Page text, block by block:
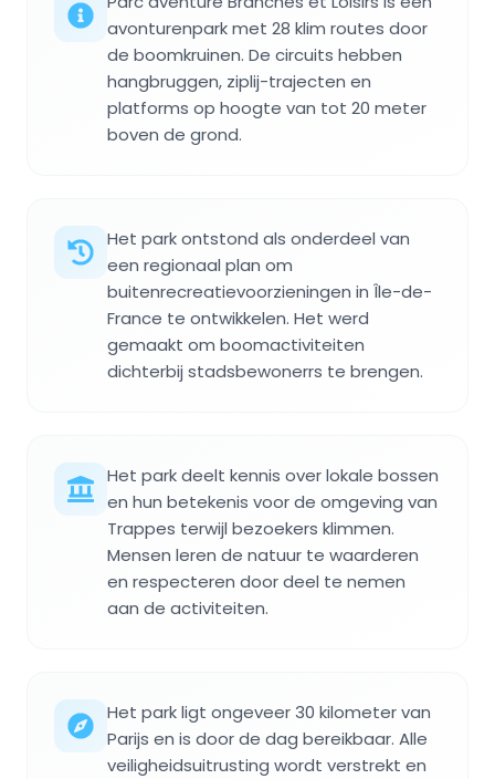
avonturenpark met 28 klim routes door
de boomkruinen. De circuits hebben
hangbruggen, ziplij-trajecten en
platforms op hoogte van tot 20 meter
boven de grond.
Het park ontstond als onderdeel van
een regionaal plan om
buitenrecreatievoorzieningen in Île-de-
France te ontwikkelen. Het werd
gemaakt om boomactiviteiten
dichterbij stadsbewonerrs te brengen.
Het park deelt kennis over lokale bossen
en hun betekenis voor de omgeving van
Trappes terwijl bezoekers klimmen.
Mensen leren de natuur te waarderen
en respecteren door deel te nemen
aan de activiteiten.
Het park ligt ongeveer 30 kilometer van
Parijs en is door de dag bereikbaar. Alle
veiligheidsuitrusting wordt verstrekt en